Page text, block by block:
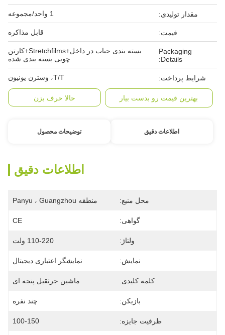
مقدار تولیدی: 1 واحد/مجموعه
قیمت: قابل مذاکره
Packaging
Details:
بسته بندی حباب در داخل+Stretchfilms+کارتن
چوبی بسته بندی شده
شرایط پرداخت: T/T، وسترن یونیون
بهترین قیمت رو بدست بیار حالا حرف بزن
اطلاعات دقیق توضیحات محصول
اطلاعات دقیق
محل منبع: منطقه Panyu ، Guangzhou
گواهی: CE
ولتاژ: 110-220 ولت
نمایش: نمایشگر اعتباری دیجیتال
کلمه کلیدی: ماشین جرثقیل پنجه ای
بازیکن: چند نفره
ظرفیت جایزه: 100-150